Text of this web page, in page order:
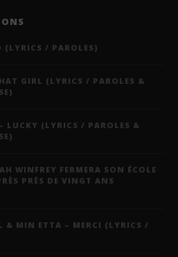
/ PAROLES)
GIRL (LYRICS / PAROLES &
LUCKY (LYRICS / PAROLES &
WINFREY FERMERA SON ÉCOLE
PRÈS DE VINGT ANS
& MIN ETTA – MERCI (LYRICS /